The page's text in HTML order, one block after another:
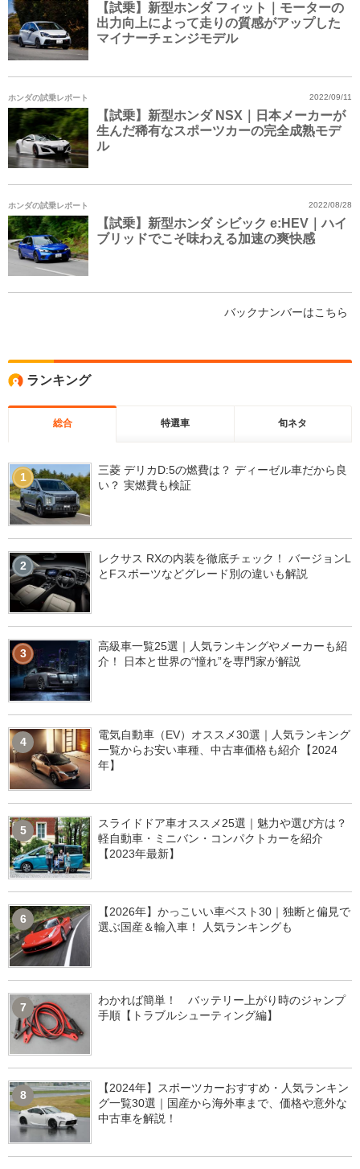
【試乗】新型ホンダ フィット｜モーターの
出力向上によって走りの質感がアップした
マイナーチェンジモデル
ホンダの試乗レポート 2022/09/11
【試乗】新型ホンダ NSX｜日本メーカーが
生んだ稀有なスポーツカーの完全成熟モデ
ル
ホンダの試乗レポート 2022/08/28
【試乗】新型ホンダ シビック e:HEV｜ハイ
ブリッドでこそ味わえる加速の爽快感
バックナンバーはこちら
ランキング
総合 特選車 旬ネタ
1
三菱 デリカD:5の燃費は？ ディーゼル車だから良
い？ 実燃費も検証
2
レクサス RXの内装を徹底チェック！ バージョンL
とFスポーツなどグレード別の違いも解説
3
高級車一覧25選｜人気ランキングやメーカーも紹
介！ 日本と世界の“憧れ”を専門家が解説
4
電気自動車（EV）オススメ30選｜人気ランキング
一覧からお安い車種、中古車価格も紹介【2024
年】
5
スライドドア車オススメ25選｜魅力や選び方は？
軽自動車・ミニバン・コンパクトカーを紹介
【2023年最新】
6
【2026年】かっこいい車ベスト30｜独断と偏見で
選ぶ国産＆輸入車！ 人気ランキングも
7
わかれば簡単！ バッテリー上がり時のジャンプ
手順【トラブルシューティング編】
8
【2024年】スポーツカーおすすめ・人気ランキン
グ一覧30選｜国産から海外車まで、価格や意外な
中古車を解説！